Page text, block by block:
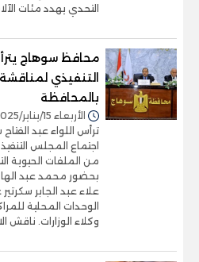
التحدي يهدد مئات
محافظ سوهاج
التنفيذي
بالمحافظة
الأربعاء 15/يناير/2025 - 06:01 م
ترأس اللواء عبد
اجتماع المجلس
من الملفات الحيوية
بحضور محمد عبد
علاء عبد الجابر
الوحدات المحلية
وكلاء الوزارات. ناقش